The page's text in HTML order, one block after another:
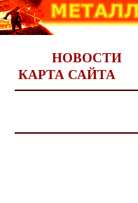
НОВОСТИ
КАРТА САЙТА